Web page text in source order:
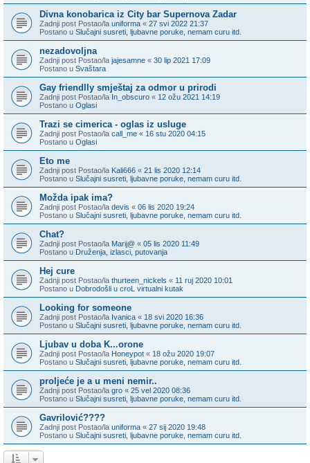
Divna konobarica iz City bar Supernova Zadar
Zadnji post Postao/la uniforma « 27 svi 2022 21:37
Postano u Slučajni susreti, ljubavne poruke, nemam curu itd.
nezadovoljna
Zadnji post Postao/la jajesamne « 30 lip 2021 17:09
Postano u Svaštara
Gay friendlly smještaj za odmor u prirodi
Zadnji post Postao/la In_obscuro « 12 ožu 2021 14:19
Postano u Oglasi
Trazi se cimerica - oglas iz usluge
Zadnji post Postao/la call_me « 16 stu 2020 04:15
Postano u Oglasi
Eto me
Zadnji post Postao/la Kali666 « 21 lis 2020 12:14
Postano u Slučajni susreti, ljubavne poruke, nemam curu itd.
Možda ipak ima?
Zadnji post Postao/la devis « 06 lis 2020 19:24
Postano u Slučajni susreti, ljubavne poruke, nemam curu itd.
Chat?
Zadnji post Postao/la Marij@ « 05 lis 2020 11:49
Postano u Druženja, izlasci, putovanja
Hej cure
Zadnji post Postao/la thurteen_nickels « 11 ruj 2020 10:01
Postano u Dobrodošli u croL virtualni kutak
Looking for someone
Zadnji post Postao/la Ivanica « 18 svi 2020 16:36
Postano u Slučajni susreti, ljubavne poruke, nemam curu itd.
Ljubav u doba K...orone
Zadnji post Postao/la Honeypot « 18 ožu 2020 19:07
Postano u Slučajni susreti, ljubavne poruke, nemam curu itd.
proljeće je a u meni nemir..
Zadnji post Postao/la gro « 25 vel 2020 08:36
Postano u Slučajni susreti, ljubavne poruke, nemam curu itd.
Gavrilović????
Zadnji post Postao/la uniforma « 27 sij 2020 19:48
Postano u Slučajni susreti, ljubavne poruke, nemam curu itd.